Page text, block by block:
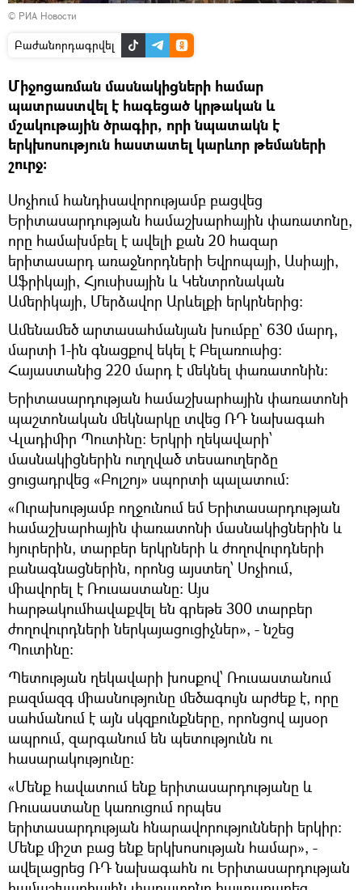
Դիտել
տեսանյութը
© РИА Новости
Բաժանորդագրվել
Միջոցառման մասնակիցների համար
պատրաստվել է հագեցած կրթական և
մշակութային ծրագիր, որի նպատակն է
երկխոսություն հաստատել կարևոր թեմաների
շուրջ։
Սոչիում հանդիսավորությամբ բացվեց
Երիտասարդության համաշխարհային փառատոնը,
որը համախմբել է ավելի քան 20 հազար
երիտասարդ առաջնորդների Եվրոպայի, Ասիայի,
Աֆրիկայի, Հյուսիսային և Կենտրոնական
Ամերիկայի, Մերձավոր Արևելքի երկրներից:
Ամենամեծ արտասահմանյան խումբը` 630 մարդ,
մարտի 1-ին գնացքով եկել է Բելառուսից։
Հայաստանից 220 մարդ է մեկնել փառատոնին։
Երիտասարդության համաշխարհային փառատոնի
պաշտոնական մեկնարկը տվեց ՌԴ նախագահ
Վլադիմիր Պուտինը: Երկրի ղեկավարի՝
մասնակիցներին ուղղված տեսաուղերձը
ցուցադրվեց «Բոլշոյ» սպորտի պալատում։
«Ուրախությամբ ողջունում եմ Երիտասարդության
համաշխարհային փառատոնի մասնակիցներին և
հյուրերին, տարբեր երկրների և ժողովուրդների
բանագնացներին, որոնց այստեղ՝ Սոչիում,
միավորել է Ռուսաստանը։ Այս
հարթակումհավաքվել են գրեթե 300 տարբեր
ժողովուրդների ներկայացուցիչներ», - նշեց
Պուտինը։
Պետության ղեկավարի խոսքով՝ Ռուսաստանում
բազմազգ միասնությունը մեծագույն արժեք է, որը
սահմանում է այն սկզբունքները, որոնցով այսօր
ապրում, զարգանում են պետությունն ու
հասարակությունը:
«Մենք հավատում ենք երիտասարդությանը և
Ռուսաստանը կառուցում որպես
երիտասարդության հնարավորությունների երկիր։
Մենք միշտ բաց ենք երկխոսության համար», -
ավելացրեց ՌԴ նախագահն ու Երիտասարդության